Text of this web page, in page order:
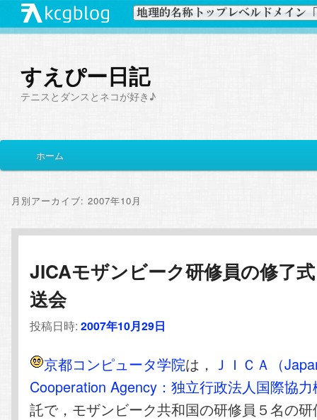
すえぴー日記
テニスとダンスとネコが好き♪
イ
メ
ン
ン
テ
ン
サ
コ
テ
ン
ツ
ホーム
月別アーカイブ:2007年10月
JICAモザンビーク研修員の修了
送会
投稿日時:2007年10月29日
京都コンピュータ学院は， ＪＩＣＡ（
Cooperation Agency：独立行政法人国際協
託で，モザンビーク共和国の研修員５名の